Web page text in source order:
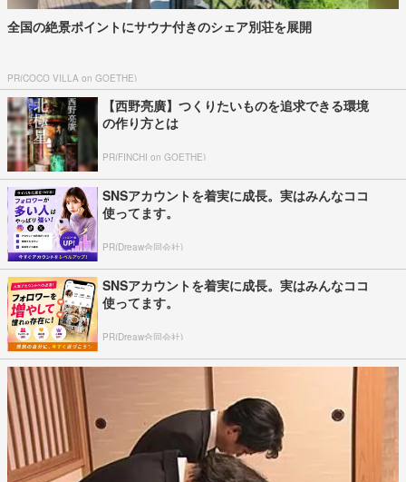
全国の絶景ポイントにサウナ付きのシェア別荘を展開
PR(COCO VILLA on GOETHE)
【西野亮廣】つくりたいものを追求できる環境
の作り方とは
PR(FINCHI on GOETHE)
SNSアカウントを着実に成長。実はみんなココ
使ってます。
PR(Dreaw合同会社)
SNSアカウントを着実に成長。実はみんなココ
使ってます。
PR(Dreaw合同会社)